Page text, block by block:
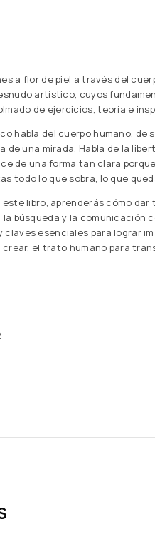
a flor de piel a través del
artístico, cuyos
de ejercicios, teoría e
habla del cuerpo humano, de
una mirada. Habla de la
de una forma tan clara
todo lo que sobra, lo que
libro, aprenderás cómo dar
búsqueda y la comunicación
claves esenciales para lograr
el trato humano para